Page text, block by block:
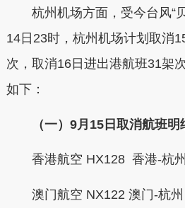
杭州机场方面，受今台风“
14日23时，杭州机场计划取消
次，取消16日进出港航班31架
如下：
（一）9月15日取消航班明
香港航空 HX128 香港-杭州
澳门航空 NX122 澳门-杭州